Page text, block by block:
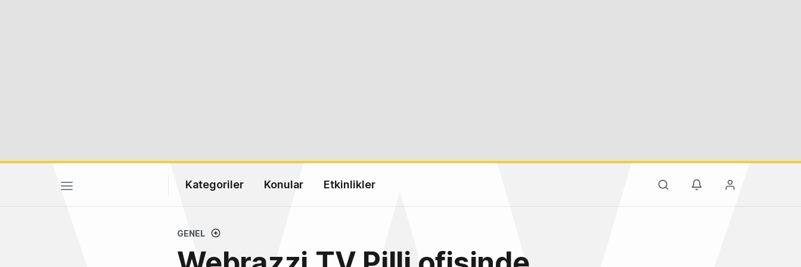
Kategoriler Konular Etkinlikler
GENEL